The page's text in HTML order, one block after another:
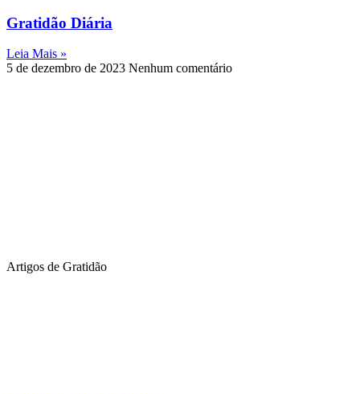
Gratidão Diária
Leia Mais »
5 de dezembro de 2023 Nenhum comentário
Artigos de Gratidão